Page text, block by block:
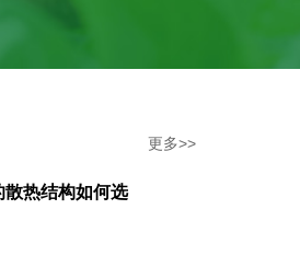
更多>>
热结构如何选